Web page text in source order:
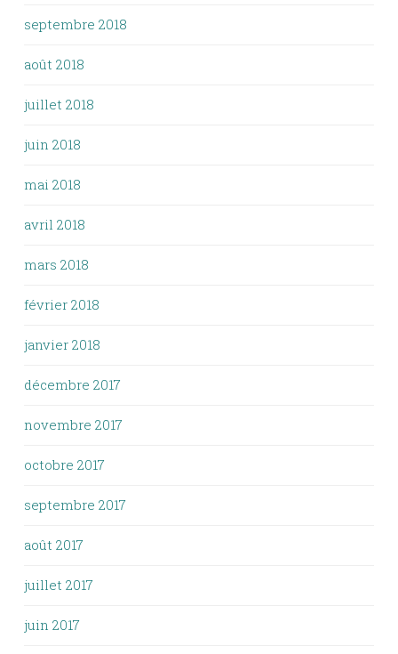
septembre 2018
août 2018
juillet 2018
juin 2018
mai 2018
avril 2018
mars 2018
février 2018
janvier 2018
décembre 2017
novembre 2017
octobre 2017
septembre 2017
août 2017
juillet 2017
juin 2017